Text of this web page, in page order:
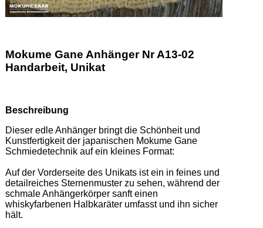
Mokume Gane Anhänger Nr A13-02
Handarbeit, Unikat
Beschreibung
Dieser edle Anhänger bringt die Schönheit und
Kunstfertigkeit der japanischen Mokume Gane
Schmiedetechnik auf ein kleines Format:
Auf der Vorderseite des Unikats ist ein in feines und
detailreiches Sternenmuster zu sehen, während der
schmale Anhängerkörper sanft einen
whiskyfarbenen Halbkaräter umfasst und ihn sicher
hält.